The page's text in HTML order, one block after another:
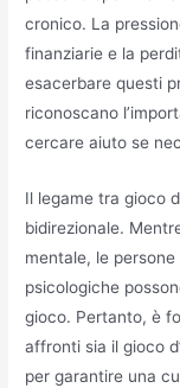
cronico. La
finanziarie e la
esacerbare questi
riconoscano
cercare aiuto se
Il legame tra gioco
bidirezionale.
mentale, le
psicologiche
gioco. Pertanto, è
affronti sia il gioco
per garantire una